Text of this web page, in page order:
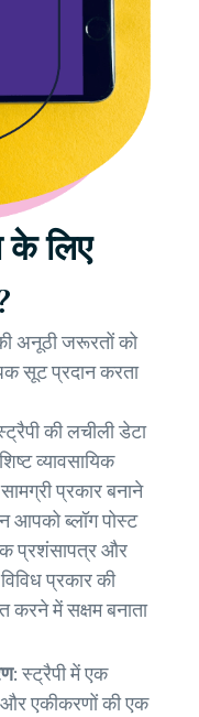
के लिए
अनूठी जरूरतों को
सूट प्रदान करता
की लचीली डेटा
व्यावसायिक
प्रकार बनाने
आपको ब्लॉग पोस्ट
प्रशंसापत्र और
प्रकार की
करने में सक्षम बनाता
स्ट्रैपी में एक
एकीकरणों की एक